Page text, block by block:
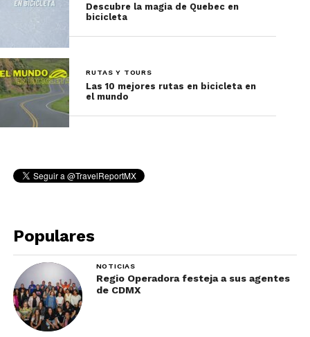
Descubre la magia de Quebec en
bicicleta
RUTAS Y TOURS
Las 10 mejores rutas en bicicleta en
el mundo
Populares
NOTICIAS
Regio Operadora festeja a sus agentes
de CDMX